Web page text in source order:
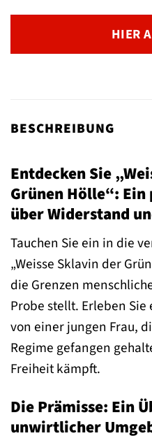
HIER
BESCHREIBUNG
Entdecken Sie
Grünen Hölle“: Ein
über Widerstand
Tauchen Sie ein in die
„Weisse Sklavin der
die Grenzen
Probe stellt. Erleben
von einer jungen Frau,
Regime gefangen
Freiheit kämpft.
Die Prämisse: Ein
unwirtlicher